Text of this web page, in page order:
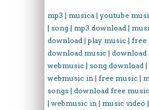
mp3 | musica | youtube
| song | mp3 download |
download | play music |
download music | download
webmusic | song download
webmusic in | free music |
songs | download free
| webmusic in | music video